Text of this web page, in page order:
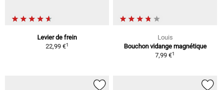
Levier de frein
22,99 €1
Louis
Bouchon vidange magnétique
7,99 €1